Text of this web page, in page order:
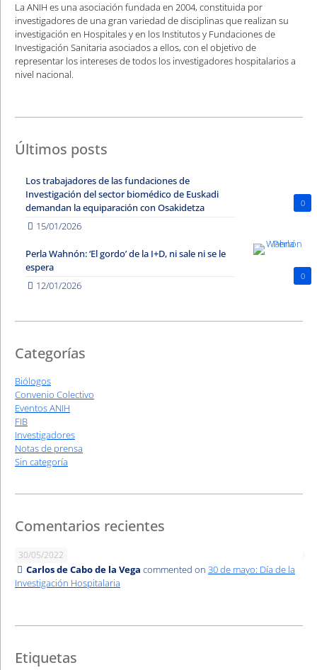
La ANIH es una asociación fundada en 2004, constituida por
investigadores de una gran variedad de disciplinas que realizan su
investigación en Hospitales y en los Institutos y Fundaciones de
Investigación Sanitaria asociados a ellos, con el objetivo de
representar los intereses de todos los investigadores hospitalarios a
nivel nacional.
Últimos posts
0
Los trabajadores de las fundaciones de
Investigación del sector biomédico de Euskadi
demandan la equiparación con Osakidetza
15/01/2026
0
Perla Wahnón: ‘El gordo’ de la I+D, ni sale ni se le
espera
12/01/2026
Categorías
Biólogos
Convenio Colectivo
Eventos ANIH
FIB
Investigadores
Notas de prensa
Sin categoría
Comentarios recientes
30/05/2022
Carlos de Cabo de la Vega commented on 30 de mayo: Día de la
Investigación Hospitalaria
Etiquetas